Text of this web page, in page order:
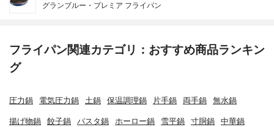
グランブルー・プレミア フライパン
フライパン関連カテゴリ：おすすめ商品ランキン
グ
圧力鍋 電気圧力鍋 土鍋 保温調理鍋 片手鍋 両手鍋 無水鍋
揚げ物鍋 餃子鍋 パスタ鍋 ホーロー鍋 雪平鍋 寸胴鍋 中華鍋